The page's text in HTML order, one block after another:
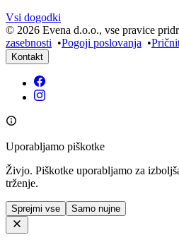
Vsi dogodki
© 2026 Evena d.o.o., vse pravice
zasebnosti •Pogoji poslovanja •
Kontakt
Uporabljamo piškotke
Živjo. Piškotke uporabljamo za
trženje.
Sprejmi vse Samo nujne